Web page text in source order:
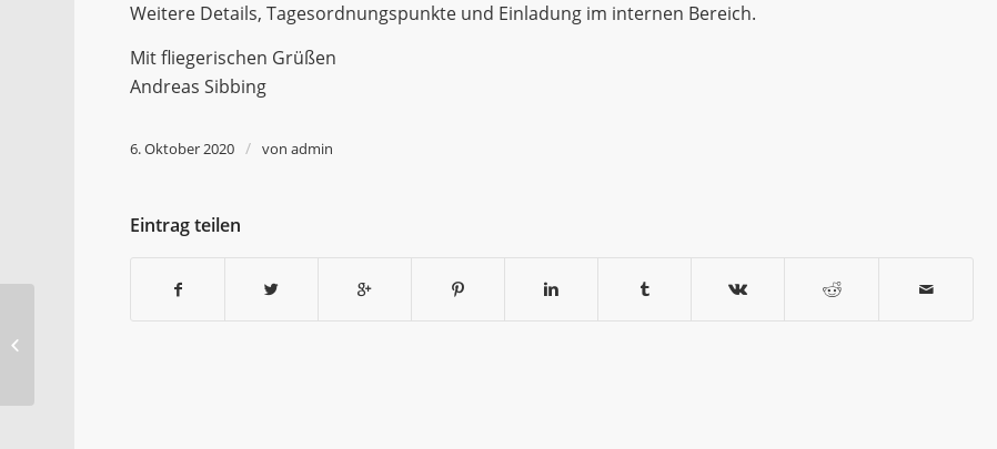
Weitere Details, Tagesordnungspunkte und Einladung im internen Bereich.
Mit fliegerischen Grüßen
Andreas Sibbing
6. Oktober 2020 / vonadmin
Eintrag teilen